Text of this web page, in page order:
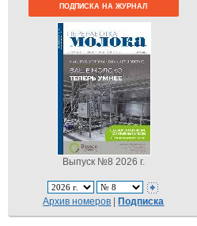
ПОДПИСКА НА ЖУРНАЛ
Выпуск №8 2026 г.
Архив номеров |Подписка